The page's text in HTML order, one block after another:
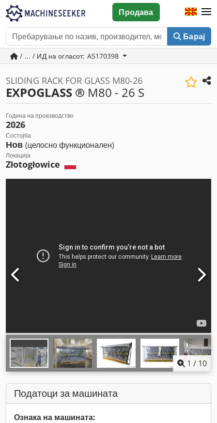
Барај
Продава
/ ... / ИД на огласот: A5170398
SLIDING RACK FOR GLASS M80-26
EXPOGLASS ® M80 - 26 S
Година на производство
2026
Состојба
Нов (целосно функционален)
Локација
Złotogłowice
1 / 10
Податоци за машината
Ознака на машината: